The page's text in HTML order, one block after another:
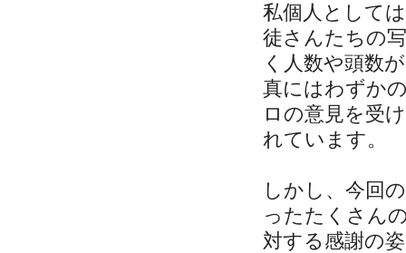
私個人として
徒さんたちの
く人数や頭数
真にはわずか
ロの意見を受
れています。
しかし、今回
ったたくさん
対する感謝の